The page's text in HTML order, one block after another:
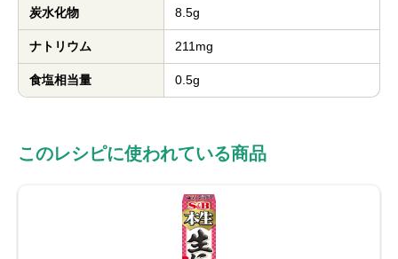
炭水化物 8.5g
ナトリウム 211mg
食塩相当量 0.5g
このレシピに使われている商品